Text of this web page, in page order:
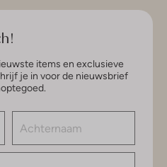
items en exclusieve
je in voor de nieuwsbrief